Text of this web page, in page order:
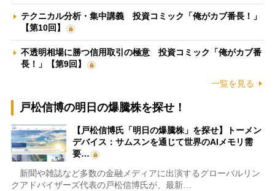
テクニカル分析・集中講義 投資コミック「俺がカブ番長！」
【第10回】
不透明相場に勝つ信用取引の極意 投資コミック「俺がカブ番
長！」【第9回】
一覧を見る
戸松信博の明日の爆騰株を探せ！
【戸松信博氏「明日の爆騰株」を探せ】トーメン
デバイス：サムスンを通じて世界のAIメモリ需
要…
新聞や雑誌など多数の金融メディアに出演するグローバルリン
クアドバイザーズ代表の戸松信博氏が、最新…